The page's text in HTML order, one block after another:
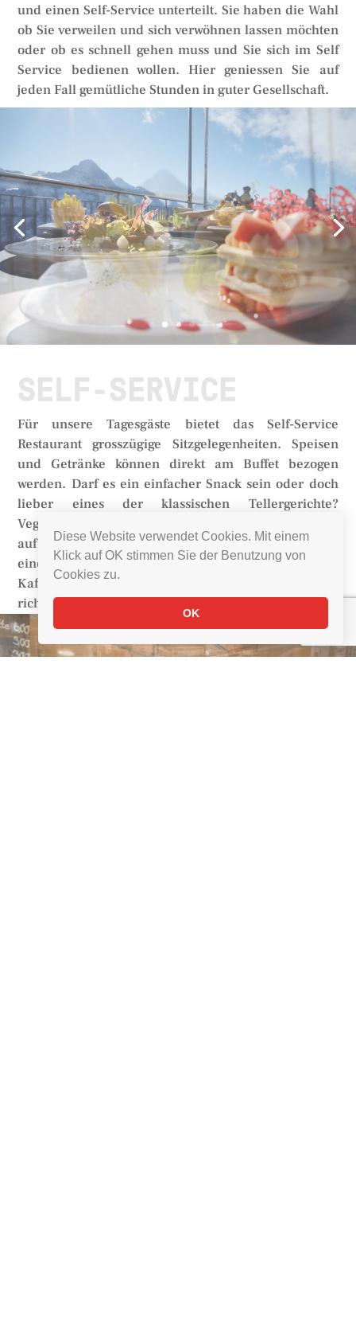
Diese Website verwendet Cookies. Mit einem
Klick auf OK stimmen Sie der Benutzung von
Cookies zu.
OK
und einen Self-Service unterteilt. Sie haben die Wahl
ob Sie verweilen und sich verwöhnen lassen möchten
oder ob es schnell gehen muss und Sie sich im Self
Service bedienen wollen. Hier geniessen Sie auf
jeden Fall gemütliche Stunden in guter Gesellschaft.
SELF-SERVICE
Für unsere Tagesgäste bietet das Self-Service
Restaurant grosszügige Sitzgelegenheiten. Speisen
und Getränke können direkt am Buffet bezogen
werden. Darf es ein einfacher Snack sein oder doch
lieber eines der klassischen Tellergerichte?
Vegetarier wie auch Fleischliebhaber kommen hier
auf Ihre Kosten. Und natürlich fehlt es auch nicht an
einer Auswahl von Süssspeisen, damit Sie die
Kaffeepause während Ihrem Ski- oder Wandertag so
richtig geniessen können.